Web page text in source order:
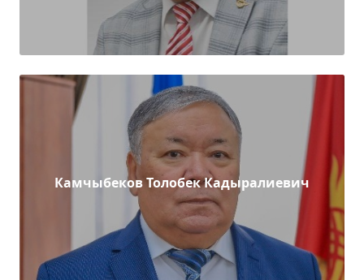
Камчыбеков Толобек Кадыралиевич